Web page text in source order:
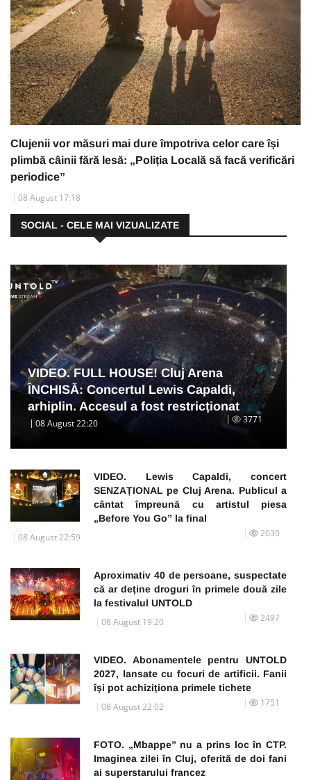
Clujenii vor măsuri mai dure împotriva celor care își
plimbă câinii fără lesă: „Poliția Locală să facă verificări
periodice”
08 August 17:18
SOCIAL - CELE MAI VIZUALIZATE
VIDEO. FULL HOUSE! Cluj Arena
ÎNCHISĂ: Concertul Lewis Capaldi,
arhiplin. Accesul a fost restricționat
08 August 22:20 3771
VIDEO. Lewis Capaldi, concert
SENZAȚIONAL pe Cluj Arena. Publicul a
cântat împreună cu artistul piesa
„Before You Go” la final
08 August 22:59 2030
Aproximativ 40 de persoane, suspectate
că ar deține droguri în primele două zile
la festivalul UNTOLD
08 August 19:20 2497
VIDEO. Abonamentele pentru UNTOLD
2027, lansate cu focuri de artificii. Fanii
își pot achiziționa primele tichete
08 August 22:02 1751
FOTO. „Mbappe” nu a prins loc în CTP.
Imaginea zilei în Cluj, oferită de doi fani
ai superstarului francez